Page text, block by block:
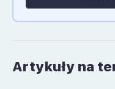
Artykuły na